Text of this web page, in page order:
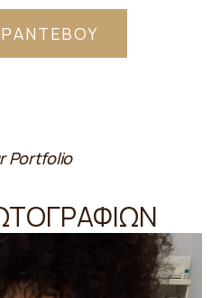
ΡΑΝΤΕΒΟΥ
Portfolio